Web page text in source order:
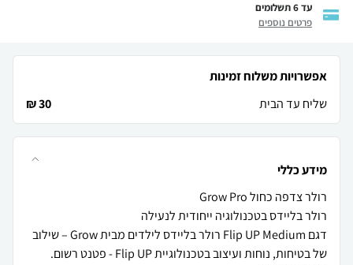
עד 6 תשלומים
פרטים נוספים
אפשרויות משלוח זמינות
שליח עד הבית
30 ₪
מידע כללי
דגם Flip UP Medium רולר בליידס לילדים מבית Grow – שילוב